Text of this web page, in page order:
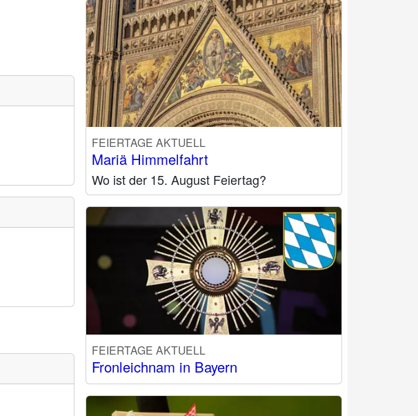
FEIERTAGE AKTUELL
Mariä Himmelfahrt
Wo ist der 15. August Feiertag?
FEIERTAGE AKTUELL
Fronleichnam in Bayern